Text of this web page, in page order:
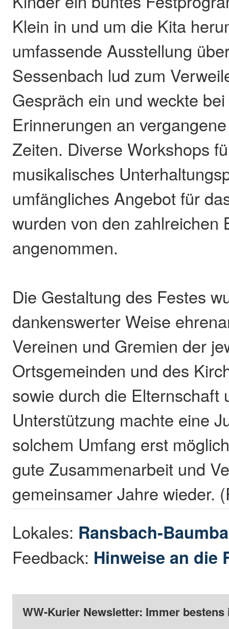
Klein in und um die Kita
umfassende Ausstellung
Sessenbach lud zum
Gespräch ein und weckte
Erinnerungen an
Zeiten. Diverse Workshops
musikalisches
umfängliches Angebot für
wurden von den zahlreichen
angenommen.
Die Gestaltung des Festes
dankenswerter Weise
Vereinen und Gremien der
Ortsgemeinden und des
sowie durch die Elternschaft
Unterstützung machte eine
solchem Umfang erst
gute Zusammenarbeit und
gemeinsamer Jahre wieder.
Lokales: Ransbach-
Feedback: Hinweise an die
WW-Kurier Newsletter: Immer